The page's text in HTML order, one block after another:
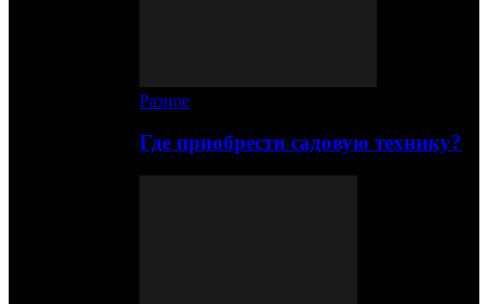
Разное
Где приобрести садовую технику?